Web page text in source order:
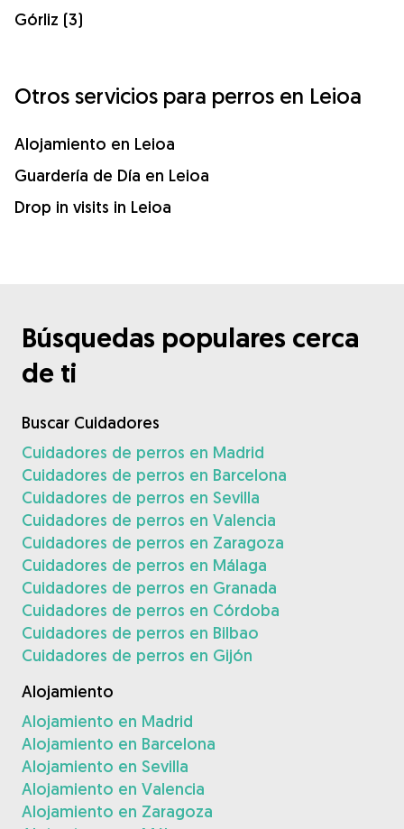
Górliz (3)
Otros servicios para perros en Leioa
Alojamiento en Leioa
Guardería de Día en Leioa
Drop in visits in Leioa
Búsquedas populares cerca
de ti
Buscar Cuidadores
Cuidadores de perros en Madrid
Cuidadores de perros en Barcelona
Cuidadores de perros en Sevilla
Cuidadores de perros en Valencia
Cuidadores de perros en Zaragoza
Cuidadores de perros en Málaga
Cuidadores de perros en Granada
Cuidadores de perros en Córdoba
Cuidadores de perros en Bilbao
Cuidadores de perros en Gijón
Alojamiento
Alojamiento en Madrid
Alojamiento en Barcelona
Alojamiento en Sevilla
Alojamiento en Valencia
Alojamiento en Zaragoza